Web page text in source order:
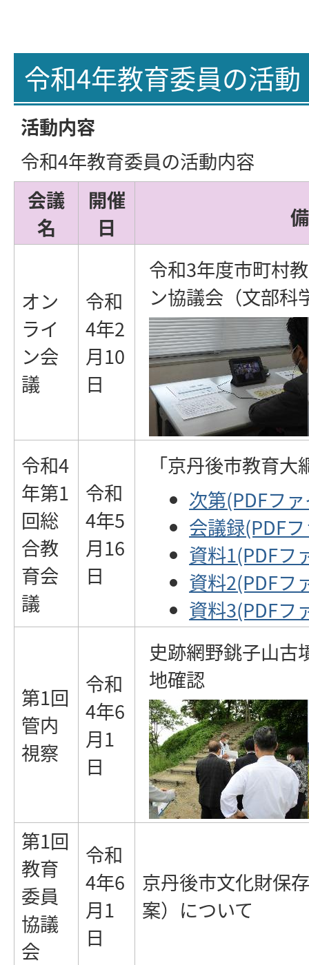
令和4年教育委員の活動
活動内容
令和4年教育委員の活動内容
会議
名
開催
日
オン
ライ
ン会
議
令和
4年2
月10
日
令和3年度市町村
ン協議会（文部科
令和4
年第1
回総
合教
育会
議
令和
4年5
月16
日
「京丹後市教育
次第(PDFフ
会議録(PDF
資料1(PDFフ
資料2(PDFフ
資料3(PDFフ
第1回
管内
視察
令和
4年6
月1
日
史跡網野銚子山古
地確認
第1回
教育
委員
協議
会
令和
4年6
月1
日
京丹後市文化財保
案）について